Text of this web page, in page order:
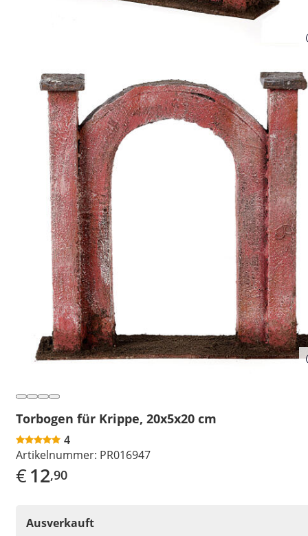
Torbogen für Krippe, 20x5x20 cm
4
Artikelnummer: PR016947
€12,90
Ausverkauft